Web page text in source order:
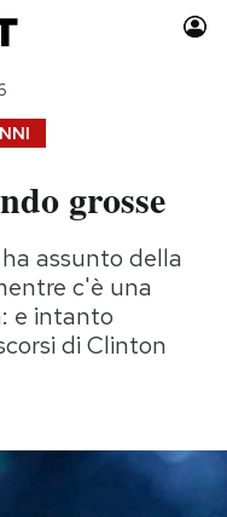
Storie/Idee
Boomer!
grosse
assunto della
c'è una
e intanto
di Clinton